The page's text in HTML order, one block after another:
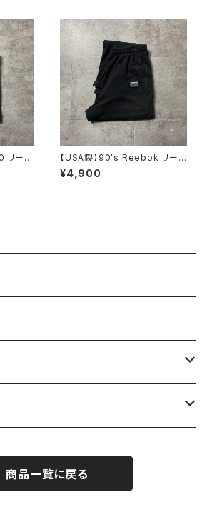
リーバ
ギ
デ
【USA製】90's Reebok リー
ボック ベクターロゴ ラベ
ル ブラック 薄手 スウェット
¥4,900
商品一覧に戻る